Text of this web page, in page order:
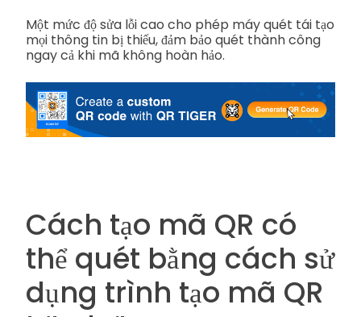
Một mức độ sửa lỗi cao cho phép máy quét tái tạo
mọi thông tin bị thiếu, đảm bảo quét thành công
ngay cả khi mã không hoàn hảo.
Cách tạo mã QR có
thể quét bằng cách sử
dụng trình tạo mã QR